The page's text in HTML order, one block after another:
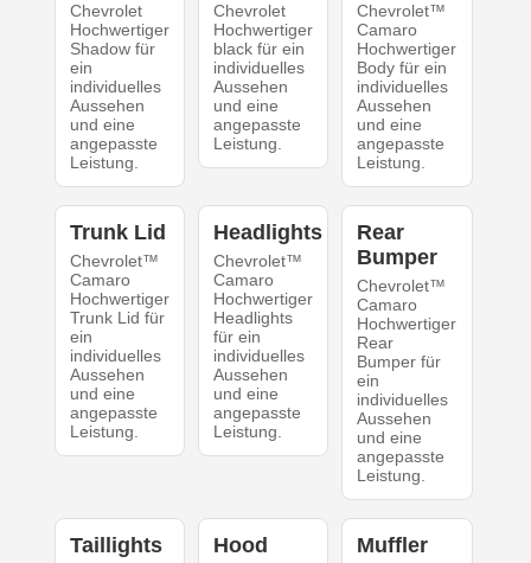
Chevrolet
Hochwertiger
Shadow für
ein
individuelles
Aussehen
und eine
angepasste
Leistung.
Chevrolet
Hochwertiger
black für ein
individuelles
Aussehen
und eine
angepasste
Leistung.
Chevrolet™
Camaro
Hochwertiger
Body für ein
individuelles
Aussehen
und eine
angepasste
Leistung.
Trunk Lid
Chevrolet™
Camaro
Hochwertiger
Trunk Lid für
ein
individuelles
Aussehen
und eine
angepasste
Leistung.
Headlights
Chevrolet™
Camaro
Hochwertiger
Headlights
für ein
individuelles
Aussehen
und eine
angepasste
Leistung.
Rear
Bumper
Chevrolet™
Camaro
Hochwertiger
Rear
Bumper für
ein
individuelles
Aussehen
und eine
angepasste
Leistung.
Taillights Hood Muffler